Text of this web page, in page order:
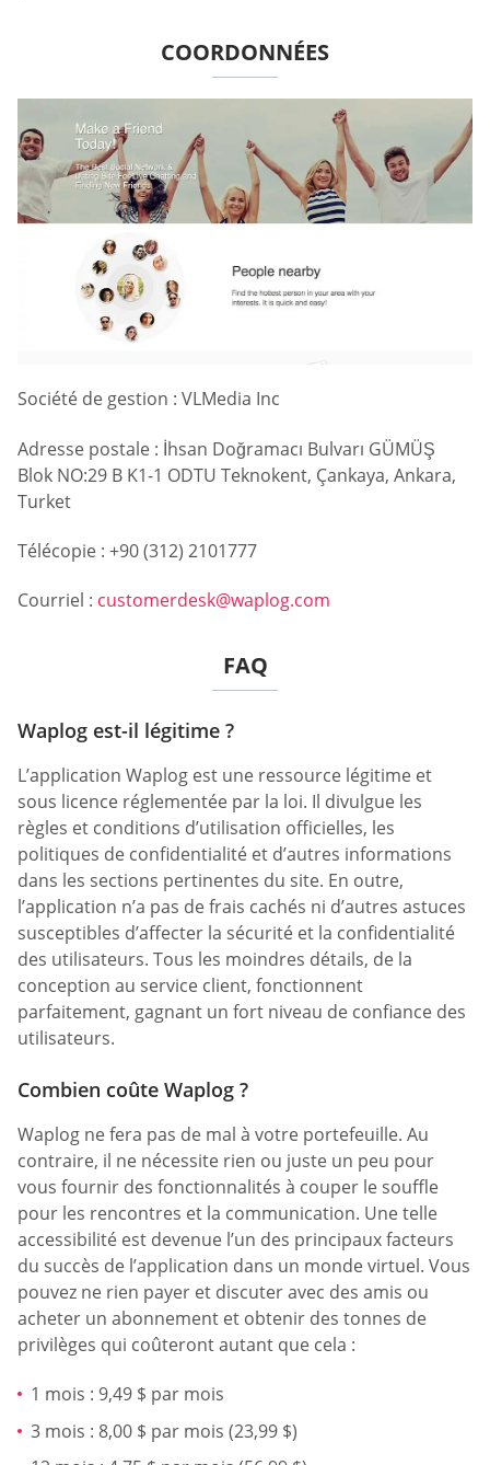
COORDONNÉES
Société de gestion : VLMedia Inc
Adresse postale : İhsan Doğramacı Bulvarı GÜMÜŞ
Blok NO:29 B K1-1 ODTU Teknokent, Çankaya, Ankara,
Turket
Télécopie : +90 (312) 2101777
Courriel : customerdesk@waplog.com
FAQ
Waplog est-il légitime ?
L’application Waplog est une ressource légitime et
sous licence réglementée par la loi. Il divulgue les
règles et conditions d’utilisation officielles, les
politiques de confidentialité et d’autres informations
dans les sections pertinentes du site. En outre,
l’application n’a pas de frais cachés ni d’autres astuces
susceptibles d’affecter la sécurité et la confidentialité
des utilisateurs. Tous les moindres détails, de la
conception au service client, fonctionnent
parfaitement, gagnant un fort niveau de confiance des
utilisateurs.
Combien coûte Waplog ?
Waplog ne fera pas de mal à votre portefeuille. Au
contraire, il ne nécessite rien ou juste un peu pour
vous fournir des fonctionnalités à couper le souffle
pour les rencontres et la communication. Une telle
accessibilité est devenue l’un des principaux facteurs
du succès de l’application dans un monde virtuel. Vous
pouvez ne rien payer et discuter avec des amis ou
acheter un abonnement et obtenir des tonnes de
privilèges qui coûteront autant que cela :
1 mois : 9,49 $ par mois
3 mois : 8,00 $ par mois (23,99 $)